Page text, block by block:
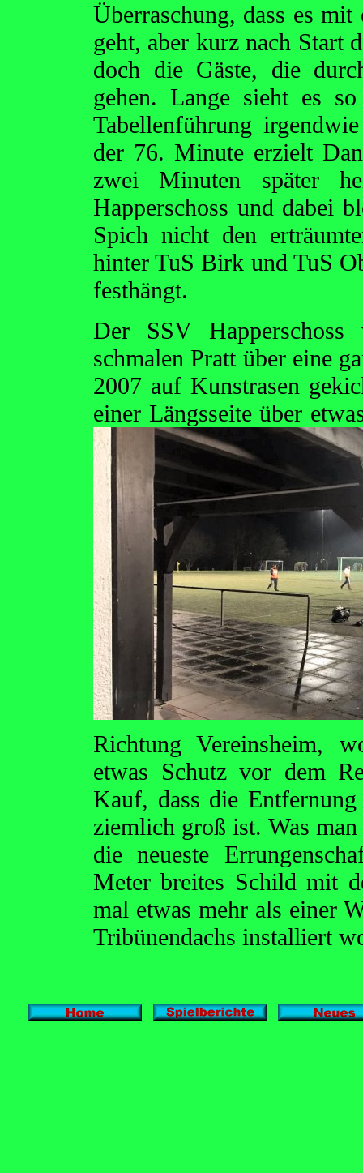
Überraschung, dass es
geht, aber kurz nach Start
doch die Gäste, die
gehen. Lange sieht es
Tabellenführung
der 76. Minute erzielt
zwei Minuten später
Happerschoss und dabei
Spich nicht den
hinter TuS Birk und TuS
festhängt.
Der SSV
schmalen Pratt über eine
2007 auf Kunstrasen
einer Längsseite über
Richtung Vereinsheim,
etwas Schutz vor dem
Kauf, dass die
ziemlich groß ist. Was
die neueste
Meter breites Schild mit
mal etwas mehr als einer
Tribünendachs installiert